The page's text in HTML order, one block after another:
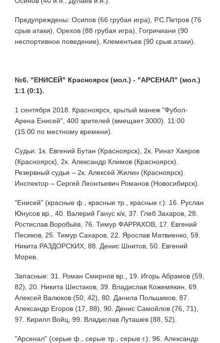
Предупреждены: Осипов (66 грубая игра), Р.С.Петров (76
срыв атаки), Орехов (88 грубая игра), Гогричиани (90
неспортивное поведение), Клементьев (90 срыв атаки).
№6. "ЕНИСЕЙ" Красноярск (мол.) - "АРСЕНАЛ" (мол.)
1:1 (0:1).
1 сентября 2018. Красноярск, крытый манеж "Фубол-
Арена Енисей", 400 зрителей (вмещает 3000). 11:00
(15:00 по местному времени).
Судьи: 1к. Евгений Бутан (Красноярск), 2к. Ринат Хаяров
(Красноярск), 2к. Александр Климов (Красноярск).
Резервный судья – 2к. Алексей Жилин (Красноярск).
Инспектор – Сергей Леонтьевич Романов (Новосибирск).
"Енисей" (красные ф., красные тр., красные г.): 16. Руслан
Юнусов вр., 40. Валерий Ганус к/к, 37. Глеб Захаров, 28.
Ростислав Воробьёв, 76. Тимур ФАРРАХОВ, 17. Евгений
Песиков, 25. Тимур Сахаров, 22. Ярослав Матвиенко, 59.
Никита РАЗДОРСКИХ, 88. Денис Шнитов, 50. Евгений
Морев.
Запасные: 31. Роман Смирнов вр., 19. Игорь Абрамов (59,
82), 20. Никита Шестаков, 39. Владислав Кожемякин, 69.
Алексей Валюков (50, 42), 80. Данила Польшиков, 87.
Александр Егоров (17, 88), 90. Денис Самойлов (76, 71),
97. Кирилл Войц, 99. Владислав Луташев (88, 52).
"Арсенал" (серые ф., серые тр., серые г.): 96. Александр